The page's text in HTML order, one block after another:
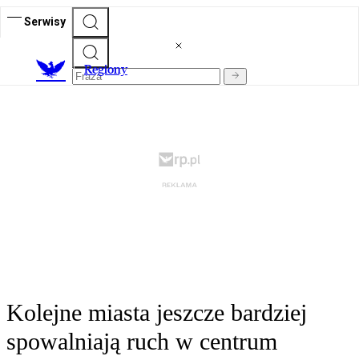
Serwisy
Regiony
Kolejne miasta jeszcze bardziej
spowalniają ruch w centrum